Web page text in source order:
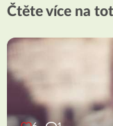
Čtěte více na